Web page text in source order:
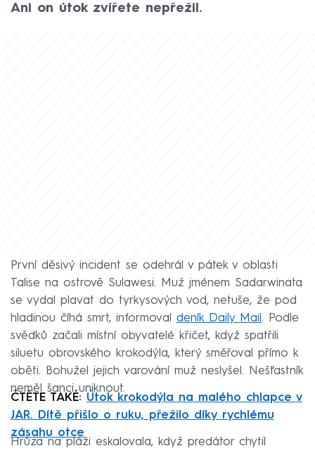
Ani on útok zvířete nepřežil.
První děsivý incident se odehrál v pátek v oblasti
Talise na ostrově Sulawesi. Muž jménem Sadarwinata
se vydal plavat do tyrkysových vod, netuše, že pod
hladinou číhá smrt, informoval deník Daily Mail . Podle
svědků začali místní obyvatelé křičet, když spatřili
siluetu obrovského krokodýla, který směřoval přímo k
oběti. Bohužel jejich varování muž neslyšel. Nešťastník
neměl šanci uniknout.
ČTĚTE TAKÉ: Útok krokodýla na malého chlapce v
JAR. Dítě přišlo o ruku, přežilo díky rychlému
zásahu otce
Hrůza na pláži eskalovala, když predátor chytil